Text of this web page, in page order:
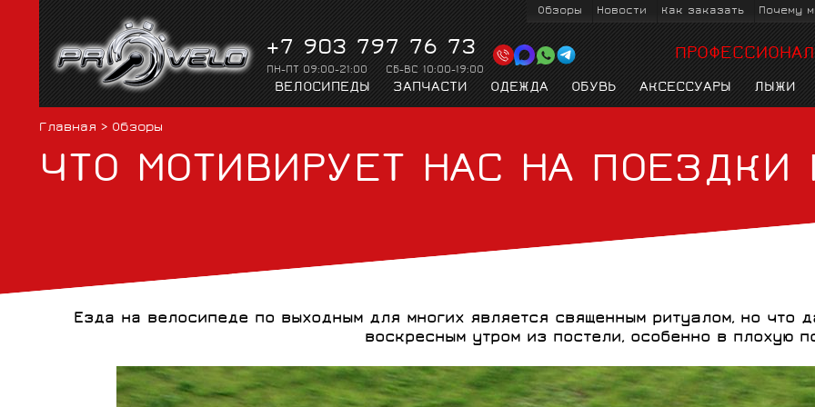
Обзоры Новости Как заказать Почему
+7 903 797 76 73
ПН-ПТ 09:00-21:00 СБ-ВС 10:00-19:00
ВЕЛОСИПЕДЫ
КРОССОВЫЕ
ТРЕКОВЫЕ
ЭЛЕКТРОВЕЛОСИПЕДЫ СИНГЛСПИД ВИНТАЖНЫЕ ДЕТСКИЕ
ЗАПЧАСТИ
ПЕРЕКЛЮЧАТЕЛИ
КАССЕТЫ И
ТОРМОЗА ДЛЯ
ЦЕПИ КАРЕТКИ
ОДЕЖДА
ТРИАТЛОН
ВЕЛОЖИЛЕТЫ
ТЕРМО И
КОМПРЕССИОННОЕ
ВЕЛОПЕРЧАТКИ РУКАВА И ЧУЛКИ
ОБУВЬ
ТРИАТЛОН ВЕЛОТУРИЗМ
АКСЕССУАРЫ
ВЕЛОКОМПЬЮТЕРЫ
ДАТЧИКИ,
ВЕЛОЧЕМОДАНЫ,
ВЕЛОНАСОСЫ
ИЗМЕРИТЕЛИ
ЛЫЖИ
ЛЫЖНАЯ ОДЕЖДА
ОБРАБОТКА ЛЫЖ ТРЕНАЖЁРЫ ЛЫЖЕРОЛЛЕРЫ
ПИТЬЕВЫЕ
PIRELLI
SHIMANO MICHE RIDLEY ВСЕ
Главная > Обзоры
ЧТО МОТИВИРУЕТ НАС НА
Езда на велосипеде по выходным для многих является священным ритуалом, но что
воскресным утром из постели, особенно в плохую